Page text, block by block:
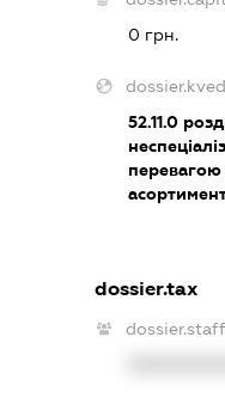
0 грн.
52.11.0
dossier.tax
dossier.staff